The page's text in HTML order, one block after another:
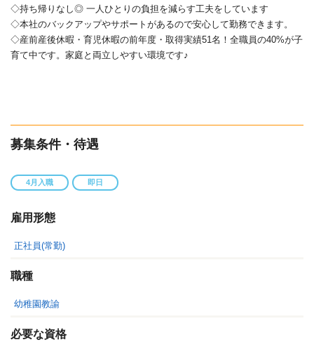
◇持ち帰りなし◎ 一人ひとりの負担を減らす工夫をしています
◇本社のバックアップやサポートがあるので安心して勤務できます。
◇産前産後休暇・育児休暇の前年度・取得実績51名！全職員の40%が子
育て中です。家庭と両立しやすい環境です♪
募集条件・待遇
4月入職 即日
雇用形態
正社員(常勤)
職種
幼稚園教諭
必要な資格